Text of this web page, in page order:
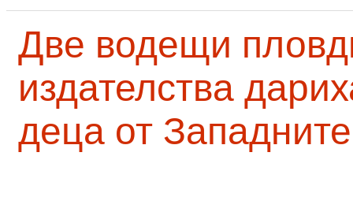
Две водещи
издателства
деца от